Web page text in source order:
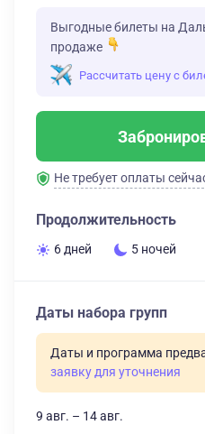
Выгодные билеты на
продаже
Рассчитать цену с
Не требует оплаты
Продолжительность
6 дней 5 ночей
Даты набора групп
Даты и программа
заявку для уточнения
9 авг. – 14 авг.